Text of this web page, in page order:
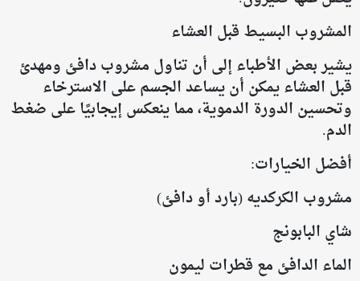
المشروب البسيط قبل العشاء
يشير بعض الأطباء إلى أن تناول مشروب دافئ ومهدئ
قبل العشاء يمكن أن يساعد الجسم على الاسترخاء
وتحسين الدورة الدموية، مما ينعكس إيجابيًا على ضغط
الدم.
أفضل الخيارات:
مشروب الكركديه (بارد أو دافئ)
شاي البابونج
الماء الدافئ مع قطرات ليمون